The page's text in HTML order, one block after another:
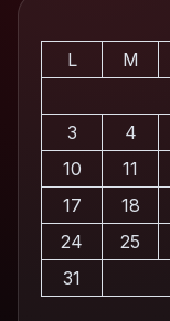
L
M
3
4
10
11
17
18
24
25
31